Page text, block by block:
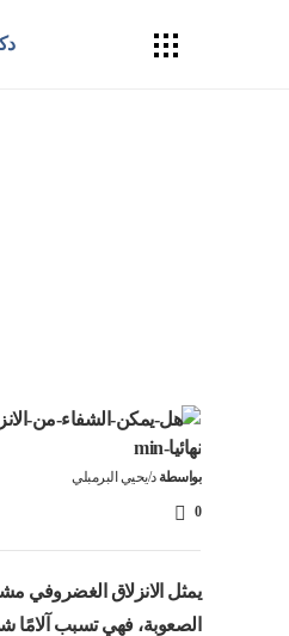
بواسطةد/يحيي البرمبلي
0
يمثل الانزلاق الغضروفي
الصعوبة، فهي تسبب آلامًا